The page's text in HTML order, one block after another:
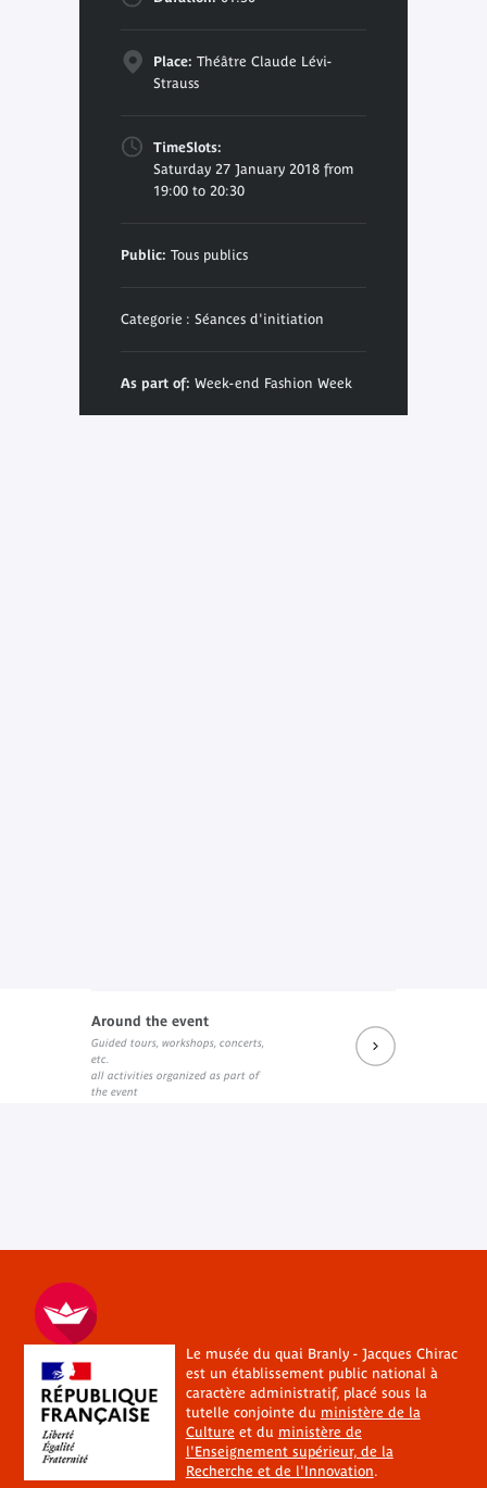
Place: Théâtre Claude Lévi-
Strauss
TimeSlots:
Saturday 27 January 2018 from
19:00 to 20:30
Public: Tous publics
Categorie : Séances d'initiation
As part of: Week-end Fashion Week
Around the event
Guided tours, workshops, concerts,
etc.
all activities organized as part of
the event
Le musée du quai Branly - Jacques Chirac
est un établissement public national à
caractère administratif, placé sous la
tutelle conjointe du ministère de la
Cultureet du ministère de
l'Enseignement supérieur, de la
Recherche et de l'Innovation.